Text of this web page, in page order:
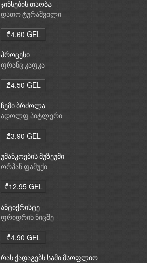
ჯინსების თაობა
დათო ტურაშვილი
₾4.60 GEL
პროცესი
ფრანც კაფკა
₾4.50 GEL
ჩემი ბრძოლა
ადოლფ ჰიტლერი
₾3.90 GEL
უმანკოების მუზეუმი
ორჰან ფამუქი
₾12.95 GEL
ანტიქრისტე
ფრიდრიხ ნიცშე
₾4.90 GEL
რას ქადაგებს სამი მსოფლიო